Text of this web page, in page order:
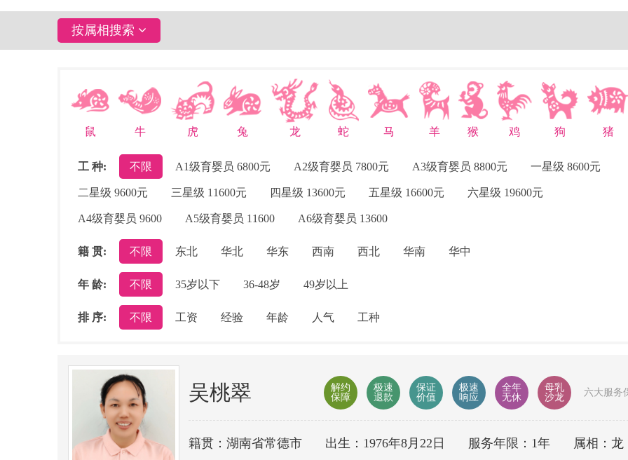
按属相搜索
鼠 牛 虎 兔 龙 蛇 马 羊 猴 鸡 狗 猪
工 种: 不限 A1级育婴员 6800元 A2级育婴员 7800元 A3级育婴员 8800元 一星级 8600元
二星级 9600元 三星级 11600元 四星级 13600元 五星级 16600元 六星级 19600元
A4级育婴员 9600 A5级育婴员 11600 A6级育婴员 13600
籍 贯: 不限 东北 华北 华东 西南 西北 华南 华中
年 龄: 不限 35岁以下 36-48岁 49岁以上
排 序: 不限 工资 经验 年龄 人气 工种
吴桃翠
解约
保障
极速
退款
保证
价值
极速
响应
全年
无休
母乳
沙龙
六大服务
籍贯：湖南省常德市 出生：1976年8月22日 服务年限：1年
属相：龙